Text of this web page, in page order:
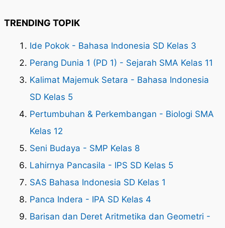
TRENDING TOPIK
Ide Pokok - Bahasa Indonesia SD Kelas 3
Perang Dunia 1 (PD 1) - Sejarah SMA Kelas 11
Kalimat Majemuk Setara - Bahasa Indonesia
SD Kelas 5
Pertumbuhan & Perkembangan - Biologi SMA
Kelas 12
Seni Budaya - SMP Kelas 8
Lahirnya Pancasila - IPS SD Kelas 5
SAS Bahasa Indonesia SD Kelas 1
Panca Indera - IPA SD Kelas 4
Barisan dan Deret Aritmetika dan Geometri -